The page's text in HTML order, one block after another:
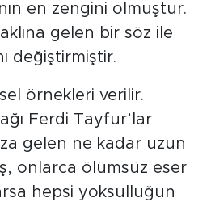
en zengini olmuştur.
gelen bir söz ile
değiştirmiştir.
örnekleri verilir.
Ferdi Tayfur’lar
gelen ne kadar uzun
onlarca ölümsüz eser
hepsi yoksulluğun